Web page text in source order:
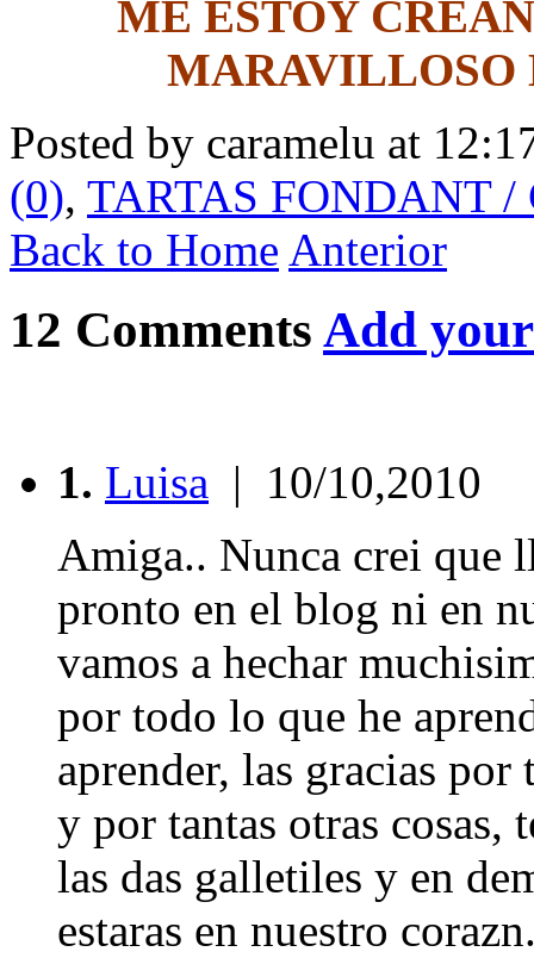
ME ESTOY
MARAVILLOSO
Posted by caramelu at
(0), TARTAS FONDANT
Back to Home Anterior
12 Comments Add
1. Luisa | 10/10,2010
Amiga.. Nunca crei que
pronto en el blog ni en
vamos a hechar
por todo lo que he
aprender, las gracias
y por tantas otras cosas,
las das galletiles y en
estaras en nuestro